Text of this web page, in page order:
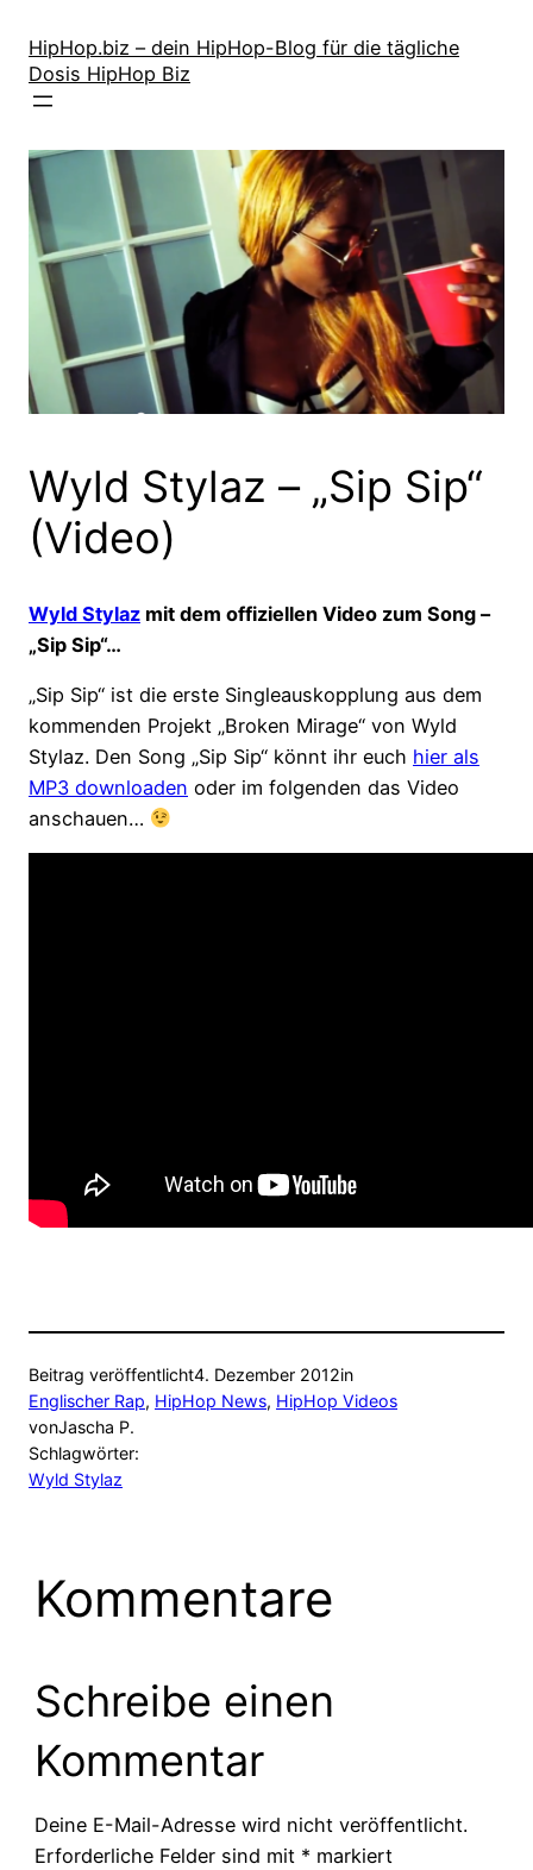
Inhalt
springen
HipHop.biz – dein HipHop-Blog für die tägliche
Dosis HipHop Biz
Wyld Stylaz – „Sip Sip“
(Video)
Wyld Stylaz mit dem offiziellen Video zum Song –
„Sip Sip“…
„Sip Sip“ ist die erste Singleauskopplung aus dem
kommenden Projekt „Broken Mirage“ von Wyld
Stylaz. Den Song „Sip Sip“ könnt ihr euch hier als
MP3 downloaden oder im folgenden das Video
anschauen…
Beitrag veröffentlicht4. Dezember 2012in
Englischer Rap, HipHop News, HipHop Videos
vonJascha P.
Schlagwörter:
Wyld Stylaz
Kommentare
Schreibe einen
Kommentar
Deine E-Mail-Adresse wird nicht veröffentlicht.
Erforderliche Felder sind mit * markiert